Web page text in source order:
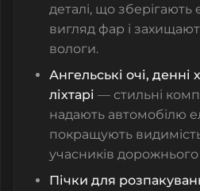
деталі, що зберігають
вигляд фар і
вологи.
Ангельські очі, денні
ліхтарі — стильні
надають автомобілю
покращують
учасників дорожнього
Пічки для